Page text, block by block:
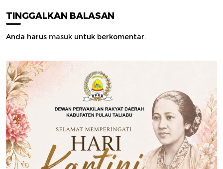
TINGGALKAN BALASAN
Anda harus masuk untuk berkomentar.